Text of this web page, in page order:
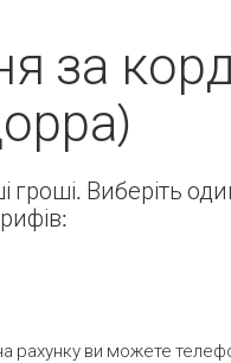
за
Виберіть
ви можете